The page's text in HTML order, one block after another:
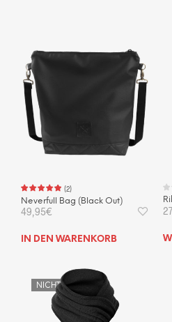
(2)
Neverfull Bag (Black Out)
49,95€
IN DEN WARENKORB
NICHT VORRÄTIG